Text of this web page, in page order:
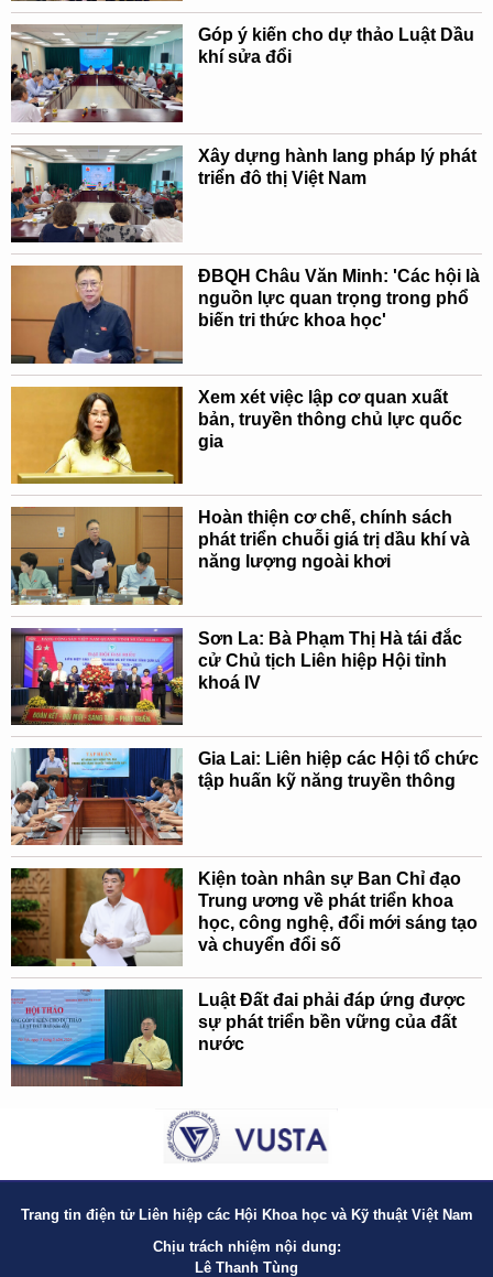
Góp ý kiến cho dự thảo Luật Dầu
khí sửa đổi
Xây dựng hành lang pháp lý phát
triển đô thị Việt Nam
ĐBQH Châu Văn Minh: 'Các hội là
nguồn lực quan trọng trong phổ
biến tri thức khoa học'
Xem xét việc lập cơ quan xuất
bản, truyền thông chủ lực quốc
gia
Hoàn thiện cơ chế, chính sách
phát triển chuỗi giá trị dầu khí và
năng lượng ngoài khơi
Sơn La: Bà Phạm Thị Hà tái đắc
cử Chủ tịch Liên hiệp Hội tỉnh
khoá IV
Gia Lai: Liên hiệp các Hội tổ chức
tập huấn kỹ năng truyền thông
Kiện toàn nhân sự Ban Chỉ đạo
Trung ương về phát triển khoa
học, công nghệ, đổi mới sáng tạo
và chuyển đổi số
Luật Đất đai phải đáp ứng được
sự phát triển bền vững của đất
nước
Trang tin điện tử Liên hiệp các Hội Khoa học và Kỹ thuật Việt Nam
Chịu trách nhiệm nội dung:
Lê Thanh Tùng